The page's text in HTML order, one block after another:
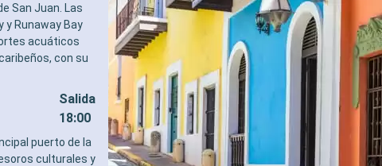
San Juan. Las
y Runaway Bay
acuáticos
con su
Salida
18:00
puerto de la
culturales y